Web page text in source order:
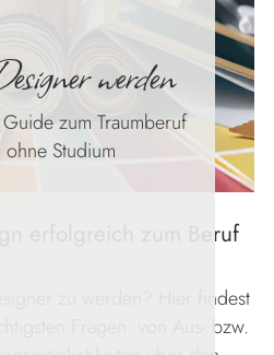
werden
zum Traumberuf
Studium
erfolgreich zum Beruf
zu werden? Hier findest
Fragen: von Aus- bzw.